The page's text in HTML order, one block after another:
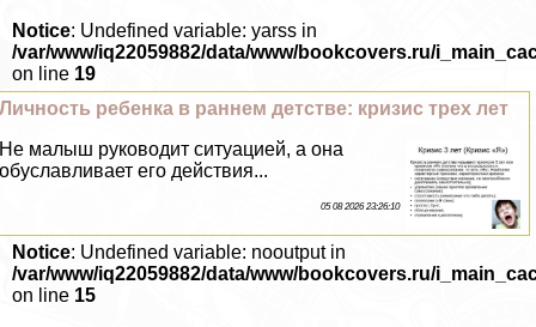
Notice: Undefined variable: yarss in
/var/www/iq22059882/data/www/bookcovers.ru/
on line 19
Личность ребенка в раннем детстве: кризис трех лет
Не малыш руководит ситуацией, а она
обуславливает его действия...
05 08 2026 23:26:10
Notice: Undefined variable: nooutput in
/var/www/iq22059882/data/www/bookcovers.ru/
on line 15